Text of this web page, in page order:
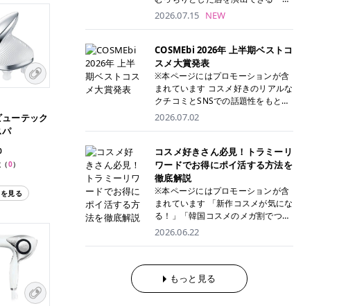
ューテック
パ
0）
見る
用パックとして使えるトナーパッド
も増えています。 一方、拭き取り化
粧水は液体タイプのため、コットン
整しやすく、お気に入りの化粧水を
使いたい方やコストを抑えて続けた
い方にもおすすめです。 トナーパッ
ドのメリット トナーパッドは、角質
ケア・保湿ケア・部分用パックまで
1枚で行える便利なスキンケアアイ
テムです。 ここでは、トナーパッド
す。 古い角質や皮脂汚れをやさしく
オフ トナーパッドを使用すること
で、洗顔だけでは落としきれない古
い角質や余分な皮脂汚れをやさしく
拭き取り、なめらかな肌へ整えま
す。 保湿ケアまで1枚でできる 保湿
成分を配合したトナーパッドなら、
ケアにもぴったりです。 部分パック
としても使える 多くのトナーパッド
は、乾燥が気になる頬や額、小鼻な
たい方に！ メディオスターモノリス
メディオスターNeXT PRO 公式サイ
ト> レジーナクリニック 52,800円
(税込)/5回 99,000円(税込)/5回 ジェ
ントルシリーズを選べるため、脱毛
機にこだわりたい方におすすめ！ ジ
ェントルマックスプロ ジェントルマ
ックスプロプラス ジェントルレーズ
プロ ソプラノチタニウム 公式サイ
ト> エミナルクリニック 49,500円
(税込)/6回 93,500円(税込)/6回 エミ
定！月々払いも安くて通いやすい ク
リスタルプロ 公式サイト> リゼクリ
ニック 109,800円(税込)/5回 144,80
0円(税込)/5回 毛質に合わせて脱毛
機を選択可能！有効期限も5年と長
くマイペースに通いやすい ラシャ
メディオスターNeXT PRO ジェント
ルYAGプロ 公式サイト> ｜そもそも
うの？ 脱毛を考えたときに、まず悩
むのが「医療脱毛とエステ脱毛、ど
っちがいいの？」ということではな
後までチェックして、ご自身にぴっ
ください！ クリニック 全身＋VIO
全身＋VIO＋顔 特徴 脱毛器 詳細 フ
レイアクリニック 52,800円(税込)/5
回 94,600円(税込)/5回 肌への負担
に配慮しながら、コストパフォーマ
ンスも重視したい方に！ メディオス
ターモノリス メディオスターNeXT
PRO 公式サイト> レジーナクリニッ
ク 52,800円(税込)/5回 99,000円(税
込)/5回 ジェントルシリーズを選べ
るため、脱毛機にこだわりたい方に
おすすめ！ ジェントルマックスプロ
ジェントルマックスプロプラス ジェ
ントルレーズプロ ソプラノチタニウ
ム 公式サイト> エミナルクリニック
49,500円(税込)/6回 93,500円(税
込)/6回 エミナルクリニックの始め
通いやすい クリスタルプロ 公式サ
イト> リゼクリニック 109,800円(税
込)/5回 144,800円(税込)/5回 毛質に
ANMAKE（キャンメイク）むちぷる
湿ケアも叶えられることから、SNS
でも話題の人気リップです。 「自分
にはどのカラーが似合う？」「イエ
ベ・ブルベ別のおすすめは？」と気
になっている方も多いのではないで
とともにご紹介！それぞれの色味や
なメイクに合うのかまで詳しく解説
します✨ ※メイクアップ効果による
CANMAKE むちぷるティントとは？
CANMAKE むちぷるティントは、テ
ィント・プランパー・保湿ケアを1
本で叶えるリップです。 するすると
塗れるなめらかなテクスチャーで、
縦ジワをカバーしながら、むっちり
としたツヤのある唇を演出します。
るため、乾燥しにくくデイリー使い
にもぴったり！ アイテム詳細を見る
2026.07.15 NEW
COSMEbi 2026年 上半期ベストコ
スメ大賞発表
※本ページにはプロモーションが含
まれています コスメ好きのリアルな
クチコミとSNSでの話題性をもとに
選出された、COSMEbi 2026年上半
た名品たちを、カテゴリ別にご紹介
します。 本記事では、2025年11月
～2026年4月までの半年間におい
て、COSMEbi内でのクチコミとSN
Sでの話題性を元に選出されたコス
メやスキンケアなどの化粧品を「総
国コスメ」に分けて1位～3位までを
ランキング形式で発表！ 2026年上
半期 総合大賞 AMUSE（アミュー
ズ）「 ジェルフィットグロス」 👑
「ジェルフィットグロス」の特徴 唇
2026.07.02
コスメ好きさん必見！トラミーリ
ワードでお得にポイ活する方法を
徹底解説
※本ページにはプロモーションが含
まれています 「新作コスメが気にな
る！」「韓国コスメのメガ割でつい
買いすぎてしまう……」 そんな美容
を少し工夫するだけでポイントを貯
められるため、コスメやスキンケア
にかかる費用を少しでも抑えたい方
2026.06.22
もっと見る